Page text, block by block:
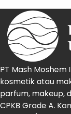
PT Mash
kosmetik atau
parfum, makeup,
CPKB Grade A.